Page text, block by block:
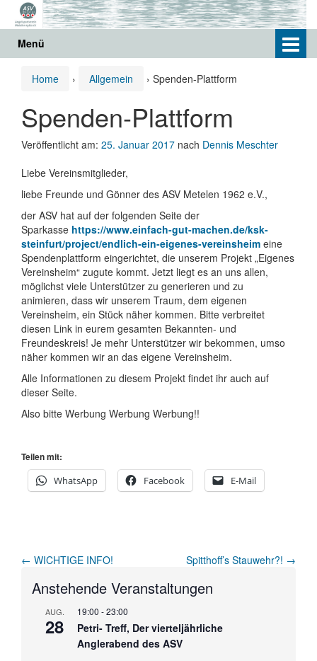
Springe
zum
Hauptmenü
Menü
Home › Allgemein › Spenden-Plattform
Spenden-Plattform
Veröffentlicht am: 25. Januar 2017 nach Dennis Meschter
Liebe Vereinsmitglieder,
liebe Freunde und Gönner des ASV Metelen 1962 e.V.,
der ASV hat auf der folgenden Seite der
Sparkasse https://www.einfach-gut-machen.de/ksk-
steinfurt/project/endlich-ein-eigenes-vereinsheim eine
Spendenplattform eingerichtet, die unserem Projekt „Eigenes
Vereinsheim“ zugute kommt. Jetzt liegt es an uns allen,
möglichst viele Unterstützer zu generieren und zu
animieren, dass wir unserem Traum, dem eigenen
Vereinsheim, ein Stück näher kommen. Bitte verbreitet
diesen Link in eurem gesamten Bekannten- und
Freundeskreis! Je mehr Unterstützer wir bekommen, umso
näher kommen wir an das eigene Vereinsheim.
Alle Informationen zu diesem Projekt findet ihr auch auf
dieser Seite.
Also bitte Werbung Werbung Werbung!!
Teilen mit:
WhatsApp
Facebook E-Mail
Artikel-
Navigation
← WICHTIGE INFO! Spitthoff’s Stauwehr?! →
Anstehende Veranstaltungen
AUG.
28
19:00 -23:00
Petri- Treff, Der vierteljährliche
Anglerabend des ASV